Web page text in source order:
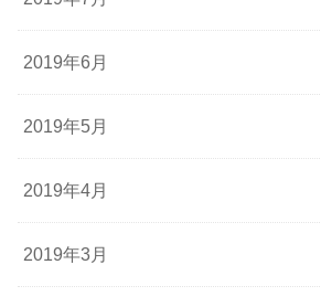
2019年6月
2019年5月
2019年4月
2019年3月